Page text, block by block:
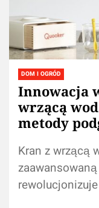
DOM I OGRÓD
Innowacja
wrzącą
metody
Kran z wrzącą